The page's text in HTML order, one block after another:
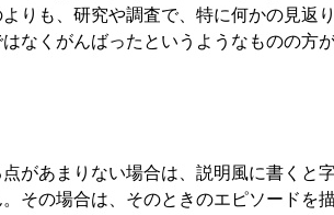
りも、研究や調査で、特に何かの見返
なくがんばったというようなものの方
があまりない場合は、説明風に書くと
その場合は、そのときのエピソードを